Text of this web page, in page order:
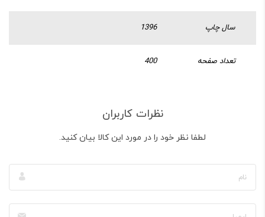
سال چاپ 1396
تعداد صفحه 400
نظرات کاربران
لطفا نظر خود را در مورد این کالا بیان کنید.